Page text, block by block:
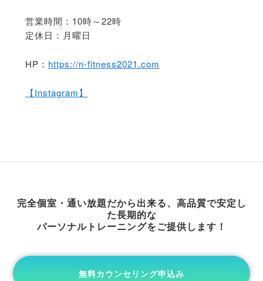
営業時間：10時～22時
定休日：月曜日
HP： https://n-fitness2021.com
【Instagram】
完全個室・通い放題だから出来る、高品質で安定し
た長期的な
パーソナルトレーニングをご提供します！
無料カウンセリング申込み